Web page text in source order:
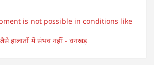
itt
er
k
e
dI
ai
l
ar
e
is not possible in conditions like
हालातों में संभव नहीं - धनखड़